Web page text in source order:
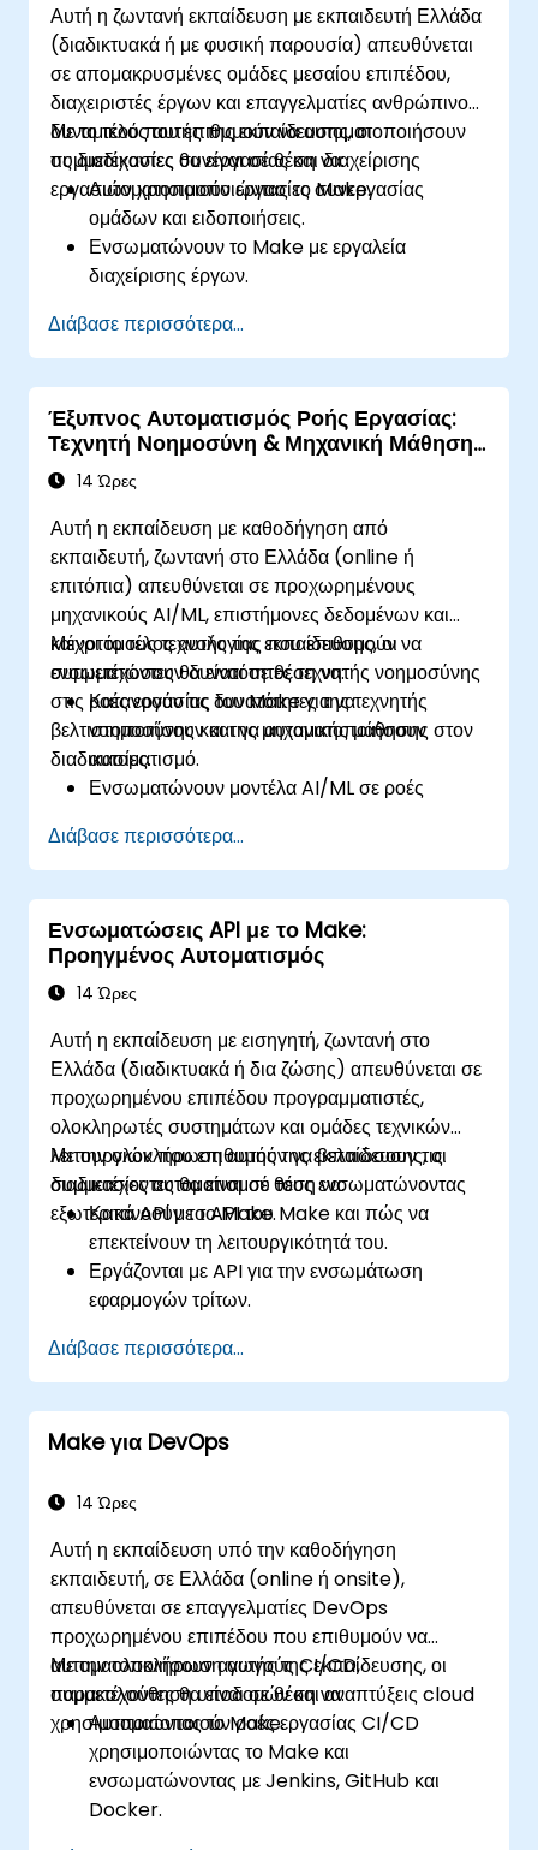
Αυτή η ζωντανή εκπαίδευση με εκπαιδευτή Ελλάδα
(διαδικτυακά ή με φυσική παρουσία) απευθύνεται
σε απομακρυσμένες ομάδες μεσαίου επιπέδου,
διαχειριστές έργων και επαγγελματίες ανθρώπινου
δυναμικού που επιθυμούν να αυτοματοποιήσουν
τις διαδικασίες συνεργασίας και διαχείρισης
εργασιών χρησιμοποιώντας το Make.
Με το τέλος αυτής της εκπαίδευσης, οι
συμμετέχοντες θα είναι σε θέση να:
Αυτοματοποιούν εργασίες συνεργασίας
ομάδων και ειδοποιήσεις.
Ενσωματώνουν το Make με εργαλεία
διαχείρισης έργων.
δυναμικού και ένταξης νέων υπαλλήλων.
Βελτιώνουν την παρακολούθηση εργασιών και
τις αναφορές με αυτοματοποίηση.
Διάβασε περισσότερα...
Έξυπνος Αυτοματισμός Ροής Εργασίας:
Τεχνητή Νοημοσύνη & Μηχανική Μάθηση
με το Make
14 Ώρες
Αυτή η εκπαίδευση με καθοδήγηση από
εκπαιδευτή, ζωντανή στο Ελλάδα (online ή
επιτόπια) απευθύνεται σε προχωρημένους
μηχανικούς AI/ML, επιστήμονες δεδομένων και
καινοτόμους τεχνολογίας που επιθυμούν να
ενσωματώσουν δυνατότητες τεχνητής νοημοσύνης
στις ροές εργασίας του Make για να
βελτιστοποιήσουν και να αυτοματοποιήσουν
διαδικασίες.
Μέχρι το τέλος αυτής της εκπαίδευσης, οι
συμμετέχοντες θα είναι σε θέση να:
Κατανοούν τις δυνατότητες της τεχνητής
νοημοσύνης και της μηχανικής μάθησης στον
αυτοματισμό.
Ενσωματώνουν μοντέλα AI/ML σε ροές
Υλοποιούν ανάλυση συναισθήματος,
προβλεπτική μοντελοποίηση και λήψη
αποφάσεων βάσει δεδομένων.
Βελτιστοποιούν και κλιμακώνουν
αυτοματοποιημένες ροές εργασίας που
βασίζονται στην τεχνητή νοημοσύνη.
Διάβασε περισσότερα...
Ενσωματώσεις API με το Make:
Προηγμένος Αυτοματισμός
14 Ώρες
Αυτή η εκπαίδευση με εισηγητή, ζωντανή στο
Ελλάδα (διαδικτυακά ή δια ζώσης) απευθύνεται σε
προχωρημένου επιπέδου προγραμματιστές,
ολοκληρωτές συστημάτων και ομάδες τεχνικών
λειτουργιών που επιθυμούν να βελτιώσουν τις
διαδικασίες αυτοματισμού τους ενσωματώνοντας
εξωτερικά API με το Make.
Με την ολοκλήρωση αυτής της εκπαίδευσης, οι
συμμετέχοντες θα είναι σε θέση να:
Κατανοούν το API του Make και πώς να
επεκτείνουν τη λειτουργικότητά του.
Εργάζονται με API για την ενσωμάτωση
εφαρμογών τρίτων.
για μη υποστηριζόμενες εφαρμογές.
Χρησιμοποιούν προηγμένες τεχνικές
αυτοματισμού με το Make και τα API.
Διάβασε περισσότερα...
Make για DevOps
14 Ώρες
Αυτή η εκπαίδευση υπό την καθοδήγηση
εκπαιδευτή, σε Ελλάδα (online ή onsite),
απευθύνεται σε επαγγελματίες DevOps
προχωρημένου επιπέδου που επιθυμούν να
αυτοματοποιήσουν αγωγούς CI/CD,
παρακολούθηση υποδομών και αναπτύξεις cloud
χρησιμοποιώντας το Make.
Με την ολοκλήρωση αυτής της εκπαίδευσης, οι
συμμετέχοντες θα είναι σε θέση να:
Αυτοματοποιούν ροές εργασίας CI/CD
χρησιμοποιώντας το Make και
ενσωματώνοντας με Jenkins, GitHub και
Docker.